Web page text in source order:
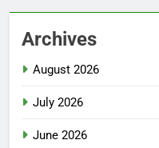
Archives
August 2026
July 2026
June 2026